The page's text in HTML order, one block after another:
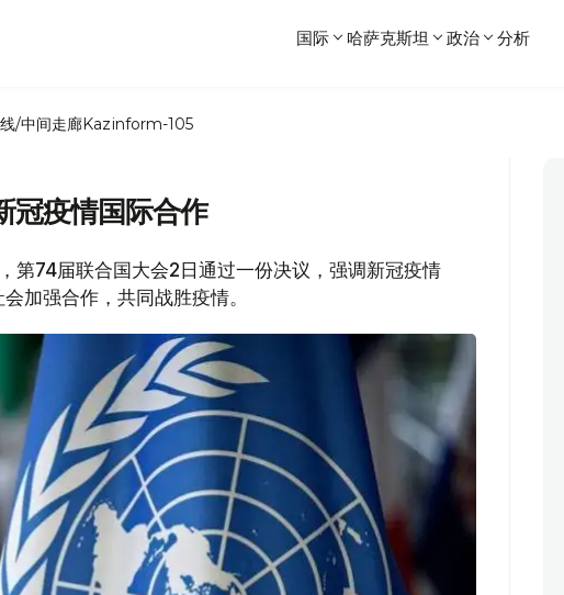
国际 哈萨克斯坦 政治 分析
/中间走廊Kazinform-105
冠疫情国际合作
74届联合国大会2日通过一份决议，强调新冠疫情
加强合作，共同战胜疫情。